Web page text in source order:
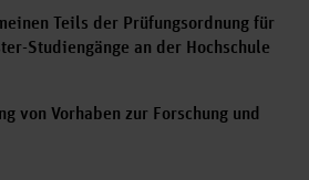
Teils der Prüfungsordnung für
Studiengänge an der Hochschule
von Vorhaben zur Forschung und